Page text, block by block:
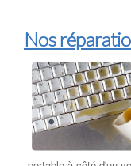
Barrettes
plus gourmand en
logiciels et jeux
véritables
mémoire. Pour
coup de souffle à
Mac ou votre PC
vive de votre
mémoire vive 1
meilleures barrettes
Nos